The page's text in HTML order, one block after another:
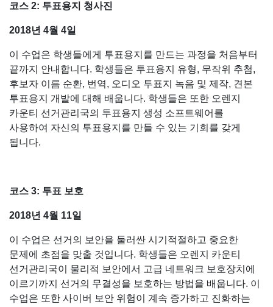
코스 2: 투표용지 청사진
2018년 4월 4일
이 수업은 학생들에게 투표용지를 만드는 과정을 처음부터
끝까지 안내합니다. 학생들은 투표용지 유형, 무작위 추첨,
후보자 이름 순환, 번역, 오디오 투표지 녹음 및 제작, 견본
투표용지 개발에 대해 배웁니다. 학생들은 또한 오렌지
카운티 선거관리국의 투표용지 생성 소프트웨어를
사용하여 자신의 투표용지를 만들 수 있는 기회를 갖게
됩니다.
코스 3: 투표 보호
2018년 4월 11일
이 수업은 선거의 보안을 둘러싼 시기적절하고 중요한
문제에 초점을 맞출 것입니다. 학생들은 오렌지 카운티
선거관리국이 물리적 보안에서 고급 네트워크 보호장치에
이르기까지 선거의 무결성을 보호하는 방법을 배웁니다. 이
수업은 또한 사이버 보안 위험이 계속 증가하고 진화하는